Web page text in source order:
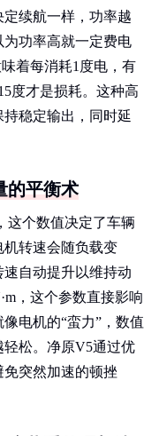
续航一样，功率越
功率高就一定费电
着每消耗1度电，有
度才是损耗。这种高
稳定输出，同时延
的平衡术
这个数值决定了车辆
转速会随负载变
自动提升以维持动
，这个参数直接影响
电机的“蛮力”，数值
松。净原V5通过优
突然加速的顿挫